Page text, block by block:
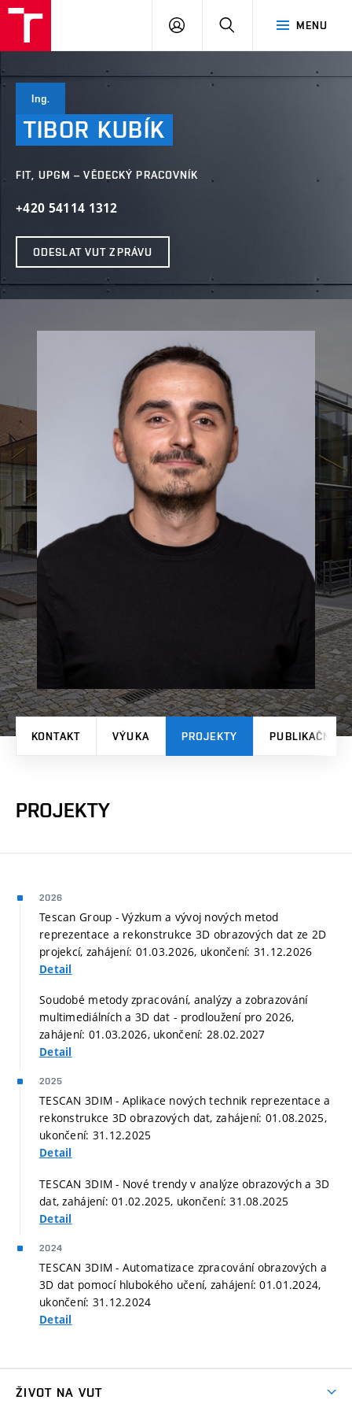
MENU
PŘIHLÁSIT
Ing.
TIBOR KUBÍK
FIT, UPGM – VĚDECKÝ PRACOVNÍK
+420 54114 1312
ODESLAT VUT ZPRÁVU
KONTAKT VÝUKA PROJEKTY PUBLIKAČNÍ
PROJEKTY
2026
Tescan Group - Výzkum a vývoj nových metod
reprezentace a rekonstrukce 3D obrazových dat ze 2D
projekcí, zahájení: 01.03.2026, ukončení: 31.12.2026
Detail
Soudobé metody zpracování, analýzy a zobrazování
multimediálních a 3D dat - prodloužení pro 2026,
zahájení: 01.03.2026, ukončení: 28.02.2027
Detail
2025
TESCAN 3DIM - Aplikace nových technik reprezentace a
rekonstrukce 3D obrazových dat, zahájení: 01.08.2025,
ukončení: 31.12.2025
Detail
TESCAN 3DIM - Nové trendy v analýze obrazových a 3D
dat, zahájení: 01.02.2025, ukončení: 31.08.2025
Detail
2024
TESCAN 3DIM - Automatizace zpracování obrazových a
3D dat pomocí hlubokého učení, zahájení: 01.01.2024,
ukončení: 31.12.2024
Detail
ŽIVOT NA VUT